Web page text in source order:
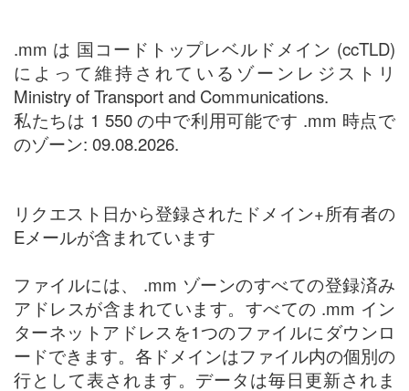
.mm は 国コードトップレベルドメイン (ccTLD)
によって維持されているゾーンレジストリ
Ministry of Transport and Communications.
私たちは 1 550 の中で利用可能です .mm 時点で
のゾーン: 09.08.2026.
リクエスト日から登録されたドメイン+所有者の
Eメールが含まれています
ファイルには、 .mm ゾーンのすべての登録済み
アドレスが含まれています。すべての .mm イン
ターネットアドレスを1つのファイルにダウンロ
ードできます。各ドメインはファイル内の個別の
行として表されます。データは毎日更新されま